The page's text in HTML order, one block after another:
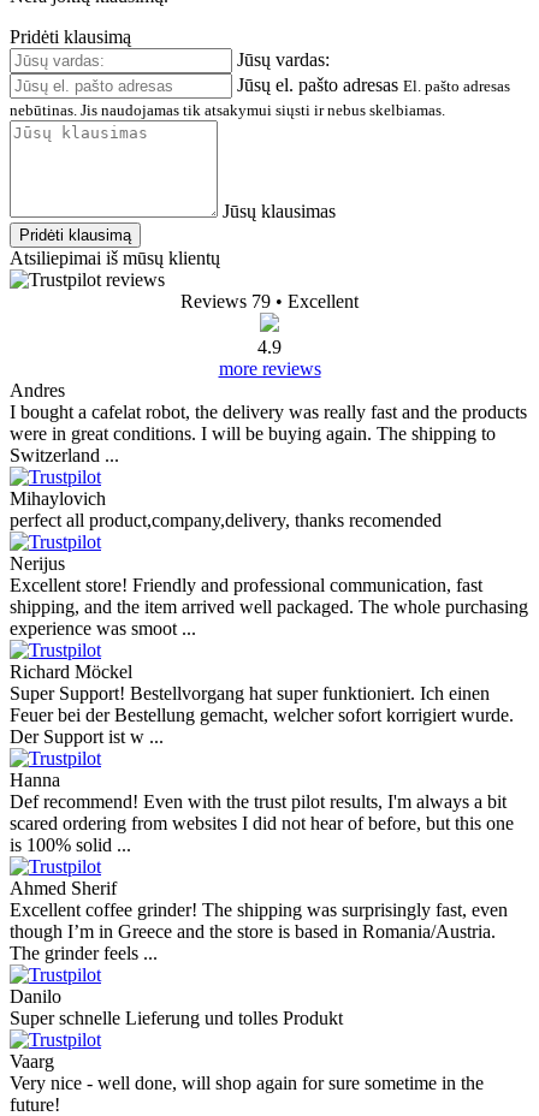
Pridėti klausimą
Jūsų vardas:
Jūsų el. pašto adresas El. pašto adresas
nebūtinas. Jis naudojamas tik atsakymui siųsti ir nebus skelbiamas.
Jūsų klausimas
Pridėti klausimą
Atsiliepimai iš mūsų klientų
Reviews 79 • Excellent
4.9
more reviews
Andres
I bought a cafelat robot, the delivery was really fast and the products
were in great conditions. I will be buying again. The shipping to
Switzerland ...
Mihaylovich
perfect all product,company,delivery, thanks recomended
Nerijus
Excellent store! Friendly and professional communication, fast
shipping, and the item arrived well packaged. The whole purchasing
experience was smoot ...
Richard Möckel
Super Support! Bestellvorgang hat super funktioniert. Ich einen
Feuer bei der Bestellung gemacht, welcher sofort korrigiert wurde.
Der Support ist w ...
Hanna
Def recommend! Even with the trust pilot results, I'm always a bit
scared ordering from websites I did not hear of before, but this one
is 100% solid ...
Ahmed Sherif
Excellent coffee grinder! The shipping was surprisingly fast, even
though I’m in Greece and the store is based in Romania/Austria.
The grinder feels ...
Danilo
Super schnelle Lieferung und tolles Produkt
Vaarg
Very nice - well done, will shop again for sure sometime in the
future!